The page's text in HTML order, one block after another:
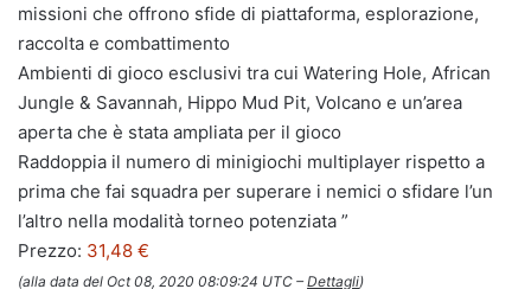
missioni che offrono sfide di piattaforma, esplorazione,
raccolta e combattimento
Ambienti di gioco esclusivi tra cui Watering Hole, African
Jungle & Savannah, Hippo Mud Pit, Volcano e un’area
aperta che è stata ampliata per il gioco
Raddoppia il numero di minigiochi multiplayer rispetto a
prima che fai squadra per superare i nemici o sfidare l’un
l’altro nella modalità torneo potenziata ”
Prezzo: 31,48 €
(alla data del Oct 08, 2020 08:09:24 UTC –Dettagli)